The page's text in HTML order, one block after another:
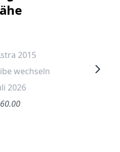
2015
wechseln
2026